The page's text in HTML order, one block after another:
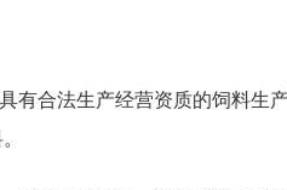
有合法生产经营资质的饲料生